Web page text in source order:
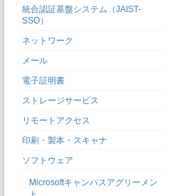
統合認証基盤システム（JAIST-
SSO）
ネットワーク
メール
電子証明書
ストレージサービス
リモートアクセス
印刷・製本・スキャナ
ソフトウェア
Microsoftキャンパスアグリーメン
ト